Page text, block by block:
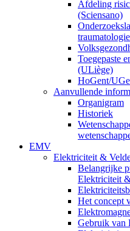
Afdeling
(Sciensano)
Toegepaste
(ULiège)
HoGent/
Aanvullende
Organigram
Historiek
EMV
Elektriciteit &
Belangrijke
Elektriciteit
Het concept
Gebruik van